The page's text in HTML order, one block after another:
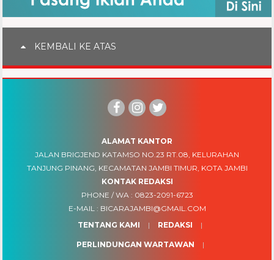
KEMBALI KE ATAS
ALAMAT KANTOR
JALAN BRIGJEND KATAMSO NO.23 RT.08, KELURAHAN
TANJUNG PINANG, KECAMATAN JAMBI TIMUR, KOTA JAMBI
KONTAK REDAKSI
PHONE / WA : 0823-2091-6723
E-MAIL : BICARAJAMBI@GMAIL.COM
TENTANG KAMI
REDAKSI
PERLINDUNGAN WARTAWAN